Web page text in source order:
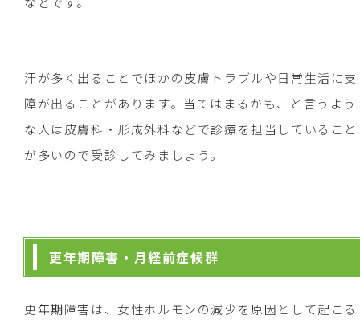
汗が多く出ることでほかの皮膚トラブルや日常生活に支
障が出ることがあります。当てはまるかも、と言うよう
な人は皮膚科・形成外科などで診療を担当していること
が多いので受診してみましょう。
更年期障害・月経前症候群
更年期障害は、女性ホルモンの減少を原因として起こる